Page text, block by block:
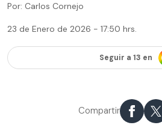
Por: Carlos Cornejo
23 de Enero de 2026 - 17:50 hrs.
Seguir a 13 en
Compartir